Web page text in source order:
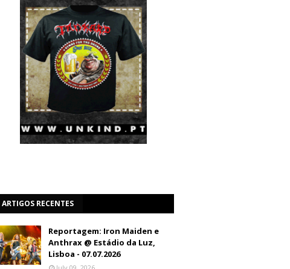
ARTIGOS RECENTES
Reportagem: Iron Maiden e
Anthrax @ Estádio da Luz,
Lisboa - 07.07.2026